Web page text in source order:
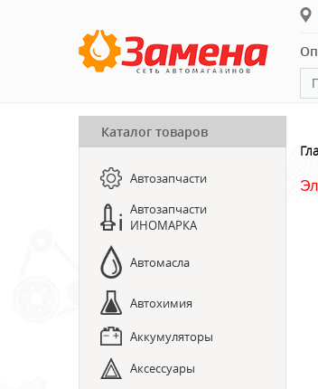
ПРЕДЗАКАЗ ЗАПЧАСТЕЙ
ЗАПИСЬ НА СТО
Каталог товаров
Автозапчасти
Автозапчасти
ИНОМАРКА
Автомасла
Автохимия
Аккумуляторы
Аксессуары